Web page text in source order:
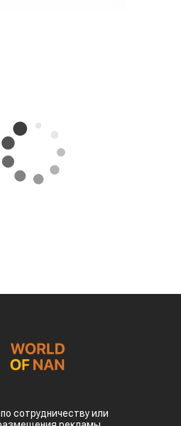
сотрудничеству или